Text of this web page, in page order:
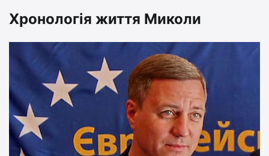
Хронологія життя Миколи